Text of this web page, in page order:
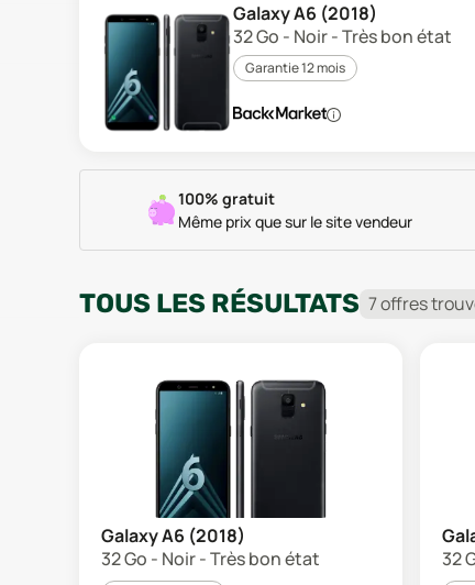
Galaxy A6 (2018)
32 Go - Noir - Très bon état
Garantie 12 mois
100% gratuit
Même prix que sur le site vendeur
TOUS LES RÉSULTATS 7offres
Galaxy A6 (2018)
32 Go - Noir - Très bon état
32